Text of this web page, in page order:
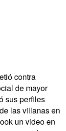
contra
de mayor
sus perfiles
las villanas en
un video en